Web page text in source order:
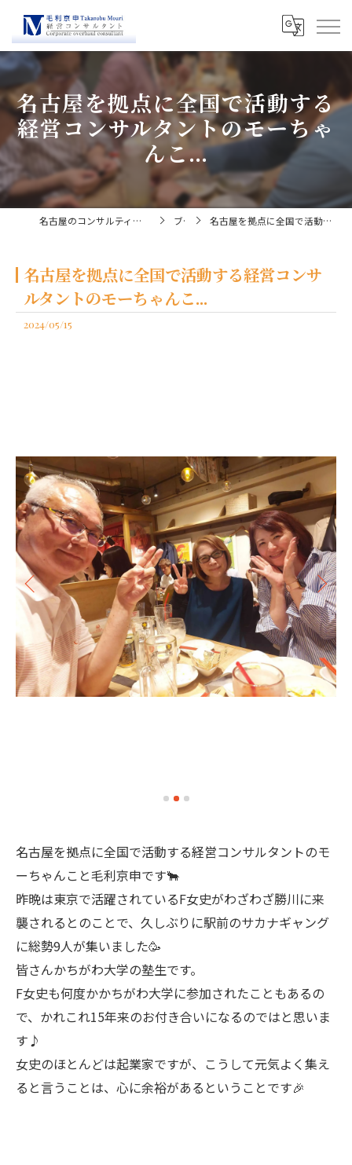
名古屋を拠点に全国で活動する
経営コンサルタントのモーちゃ
んこ...
名古屋のコンサルティングなら経営コンサルタント毛利京申 ブログ 名古屋を拠点に全国で活動する経営コンサルタントのモーちゃんこ...
名古屋を拠点に全国で活動する経営コンサ
ルタントのモーちゃんこ...
2024/05/15
名古屋を拠点に全国で活動する経営コンサルタントのモ
ーちゃんこと毛利京申です🐂
昨晩は東京で活躍されているF女史がわざわざ勝川に来
襲されるとのことで、久しぶりに駅前のサカナギャング
に総勢9人が集いました🥳
皆さんかちがわ大学の塾生です。
F女史も何度かかちがわ大学に参加されたこともあるの
で、かれこれ15年来のお付き合いになるのではと思いま
す♪
女史のほとんどは起業家ですが、こうして元気よく集え
ると言うことは、心に余裕があるということです🎉